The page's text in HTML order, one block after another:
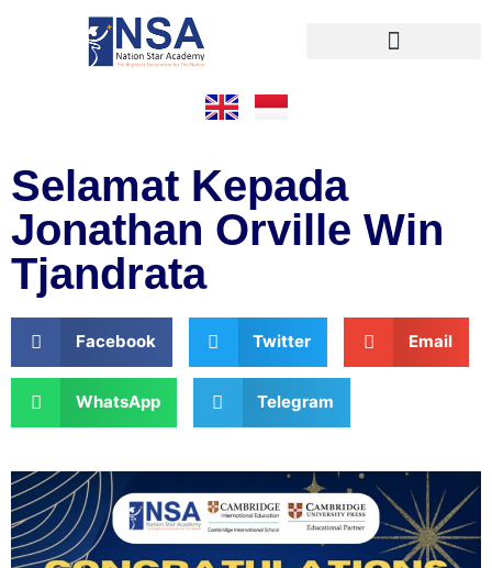
Selamat Kepada
Jonathan Orville Win
Tjandrata
Facebook Twitter Email
WhatsApp Telegram